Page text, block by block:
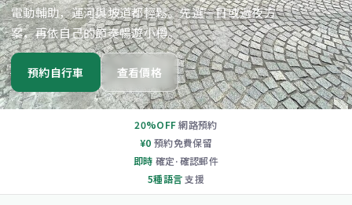
電動輔助，運河與坡道都輕鬆。先選一日或過夜方
案，再依自己的節奏暢遊小樽。
預約自行車 查看價格
20%OFF網路預約
¥0 預約免費保留
即時 確定·確認郵件
5種語言支援